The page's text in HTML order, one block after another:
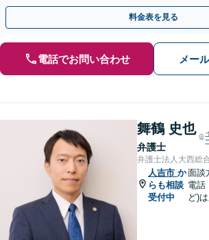
引き継ぐ安心の事業承継をサポート」【完全個室
料金表を見る
電話でお問い合わせ メー
舞鶴 史也
弁護士
弁護士法人大西総
人吉市 か
らも相談
受付中
面談
電話
ど)